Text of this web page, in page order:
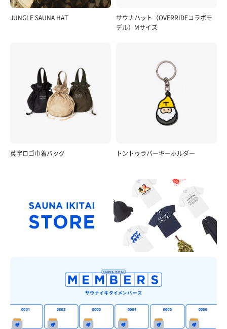
JUNGLE SAUNA HAT
サウナハット（OVERRIDEコラボモ
デル）Mサイズ
英字ロゴ巾着バッグ トントゥラバーキーホルダー